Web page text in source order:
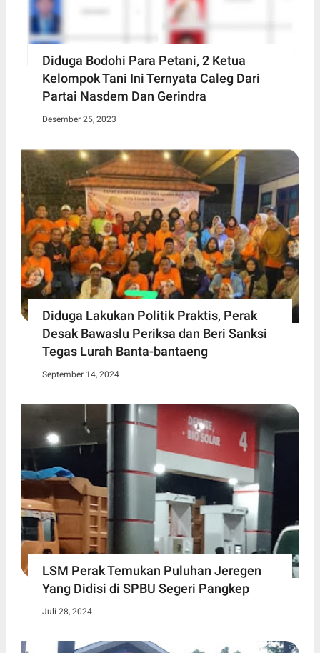
Diduga Bodohi Para Petani, 2 Ketua
Kelompok Tani Ini Ternyata Caleg Dari
Partai Nasdem Dan Gerindra
Desember 25, 2023
Diduga Lakukan Politik Praktis, Perak
Desak Bawaslu Periksa dan Beri Sanksi
Tegas Lurah Banta-bantaeng
September 14, 2024
LSM Perak Temukan Puluhan Jeregen
Yang Didisi di SPBU Segeri Pangkep
Juli 28, 2024